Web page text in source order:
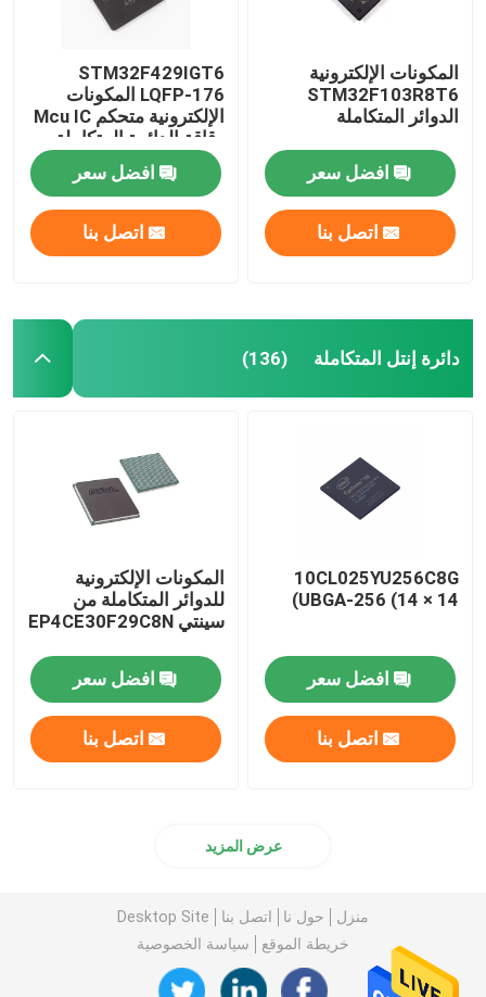
المكونات الإلكترونية
STM32F103R8T6
الدوائر المتكاملة
افضل سعر
اتصل بنا
STM32F429IGT6
LQFP-176 المكونات
الإلكترونية متحكم Mcu IC
رقاقة الدائرة المتكاملة
افضل سعر
اتصل بنا
دائرة إنتل المتكاملة (136)
10CL025YU256C8G
UBGA-256 (14 × 14)
افضل سعر
اتصل بنا
المكونات الإلكترونية
للدوائر المتكاملة من
سينتي EP4CE30F29C8N
افضل سعر
اتصل بنا
عرض المزيد
منزل حول نا اتصل بنا
Desktop Site
خريطة الموقع
سياسة الخصوصية